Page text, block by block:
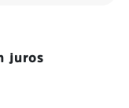
juros